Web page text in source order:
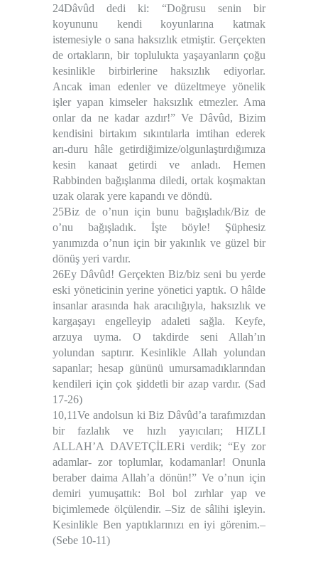
24Dâvûd dedi ki: “Doğrusu senin bir
koyununu kendi koyunlarına katmak
istemesiyle o sana haksızlık etmiştir. Gerçekten
de ortakların, bir toplulukta yaşayanların çoğu
kesinlikle birbirlerine haksızlık ediyorlar.
Ancak iman edenler ve düzeltmeye yönelik
işler yapan kimseler haksızlık etmezler. Ama
onlar da ne kadar azdır!” Ve Dâvûd, Bizim
kendisini birtakım sıkıntılarla imtihan ederek
arı-duru hâle getirdiğimize/olgunlaştırdığımıza
kesin kanaat getirdi ve anladı. Hemen
Rabbinden bağışlanma diledi, ortak koşmaktan
uzak olarak yere kapandı ve döndü.
25Biz de o’nun için bunu bağışladık/Biz de
o’nu bağışladık. İşte böyle! Şüphesiz
yanımızda o’nun için bir yakınlık ve güzel bir
dönüş yeri vardır.
26Ey Dâvûd! Gerçekten Biz/biz seni bu yerde
eski yöneticinin yerine yönetici yaptık. O hâlde
insanlar arasında hak aracılığıyla, haksızlık ve
kargaşayı engelleyip adaleti sağla. Keyfe,
arzuya uyma. O takdirde seni Allah’ın
yolundan saptırır. Kesinlikle Allah yolundan
sapanlar; hesap gününü umursamadıklarından
kendileri için çok şiddetli bir azap vardır. (Sad
17-26)
10,11Ve andolsun ki Biz Dâvûd’a tarafımızdan
bir fazlalık ve hızlı yayıcıları; HIZLI
ALLAH’A DAVETÇİLERi verdik; “Ey zor
adamlar- zor toplumlar, kodamanlar! Onunla
beraber daima Allah’a dönün!” Ve o’nun için
demiri yumuşattık: Bol bol zırhlar yap ve
biçimlemede ölçülendir. –Siz de sâlihi işleyin.
Kesinlikle Ben yaptıklarınızı en iyi görenim.–
(Sebe 10-11)